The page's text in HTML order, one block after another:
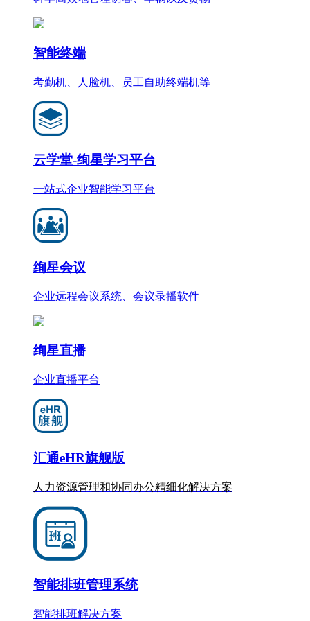
智能终端
考勤机、人脸机、员工自助终端机等
云学堂-绚星学习平台
一站式企业智能学习平台
绚星会议
企业远程会议系统、会议录播软件
绚星直播
企业直播平台
汇通eHR旗舰版
人力资源管理和协同办公精细化解决方案
智能排班管理系统
智能排班解决方案